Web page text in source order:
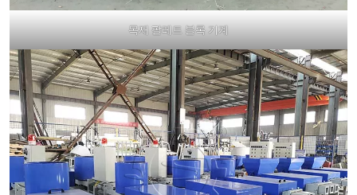
목재 팔레트 블록 기계